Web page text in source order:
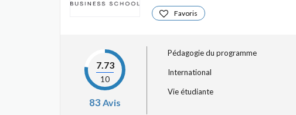
Favoris
7.73
10
83Avis
Pédagogie du programme
International
Vie étudiante